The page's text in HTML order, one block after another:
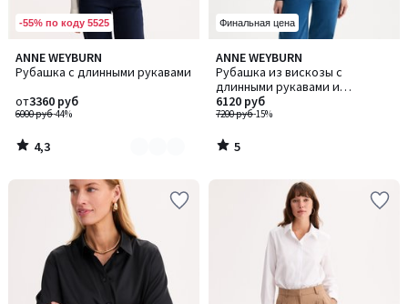
-55% по коду 5525
ANNE WEYBURN
Рубашка с длинными рукавами
6000 руб-44%
от3360 руб
4,3
/ 5
Количество
цветов:
4,3
/
Финальная цена
ANNE WEYBURN
Рубашка из вискозы с
длинными рукавами и
воротником мао
7200 руб-15%
6120 руб
5
/
5
5
/